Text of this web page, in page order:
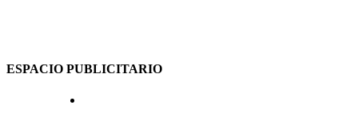
ESPACIO PUBLICITARIO